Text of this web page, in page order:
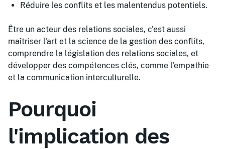
Réduire les conflits et les malentendus potentiels.
Être un acteur des relations sociales, c'est aussi
maîtriser l'art et la science de la gestion des conflits,
comprendre la législation des relations sociales, et
développer des compétences clés, comme l'empathie
et la communication interculturelle.
Pourquoi
l'implication des